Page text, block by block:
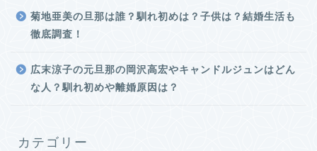
菊地亜美の旦那は誰？馴れ初めは？子供は？結婚生活も
徹底調査！
広末涼子の元旦那の岡沢高宏やキャンドルジュンはどん
な人？馴れ初めや離婚原因は？
カテゴリー